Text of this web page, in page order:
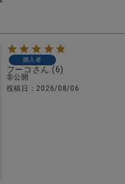
購入者
フーコ 6
非公開
投稿日
2026/08/06